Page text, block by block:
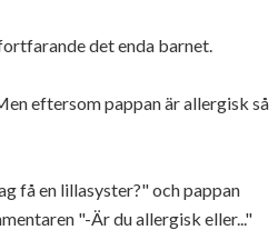
det enda barnet.
eftersom pappan är allergisk så
få en lillasyster?" och pappan
"-Är du allergisk eller..."